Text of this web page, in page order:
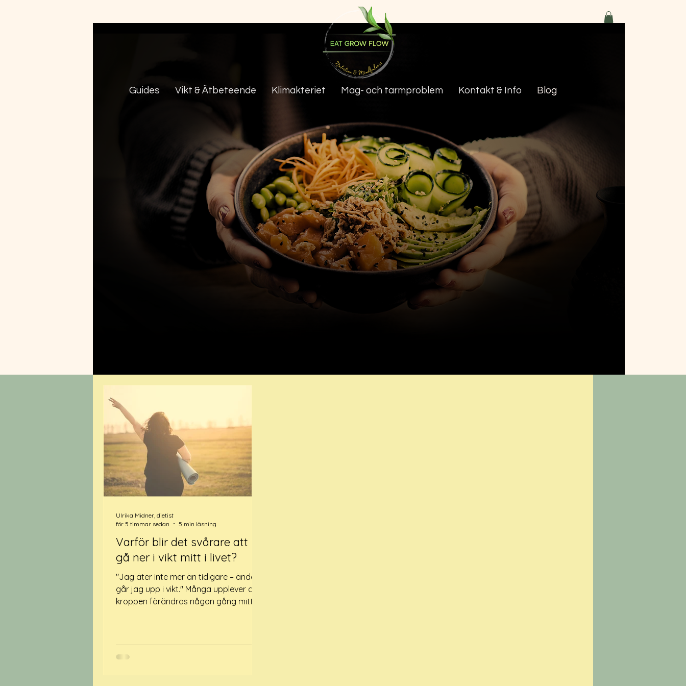
Guides Vikt & Ätbeteende Klimakteriet Mag- och tarmproblem Kontakt & Info Blog
Varför blir det svårare att
gå ner i vikt mitt i livet?
"Jag äter inte mer än tidigare – ändå
går jag upp i vikt." Många upplever att
kroppen förändras någon gång mitt i
saker som tidigare. Det kan kännas
Ulrika Midner, dietist
för 5 timmar sedan
5 min läsning